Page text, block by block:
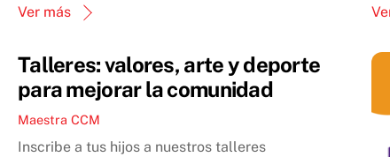
Ver más
Talleres: valores, arte y deporte
para mejorar la comunidad
Maestra CCM
Inscribe a tus hijos a nuestros talleres